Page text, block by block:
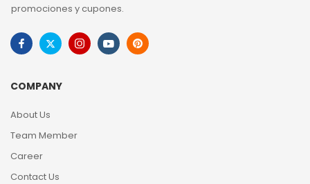
promociones y cupones.
COMPANY
About Us
Team Member
Career
Contact Us